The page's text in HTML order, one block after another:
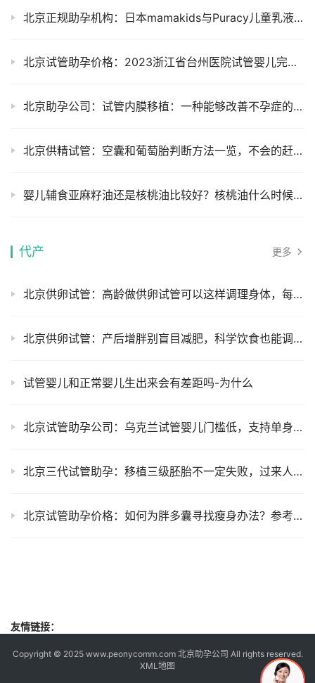
北京正规助孕机构：日本mamakids与Puracy儿童乳液测评：附价格功效成分对比！
北京试管助孕价格：2023浙江省台州医院试管婴儿完整攻略手册，附助孕成功率预估
北京助孕公司：试管内膜移植：一种能够改善不孕症的治疗方法
北京供精试管：空囊和葡萄胎判断方法一览，不会的赶紧学起来
婴儿辅食亚麻籽油还是核桃油比较好？核桃油什么时候开始吃比较好
代产 更多
北京供卵试管：高龄做供卵试管可以这样调理身体，每一项都很重要
北京供卵试管：产后增胖别盲目减肥，科学饮食也能调节体重
试管婴儿和正常婴儿生出来会有差距吗-为什么
北京试管助孕公司：乌克兰试管婴儿门槛低，支持单身男性、同性试管助孕
北京三代试管助孕：移植三级胚胎不一定失败，过来人告诉你
北京试管助孕价格：如何为胖多囊寻找瘦身办法？参考这3种减肥方法告别烦恼
友情链接：
Copyright © 2025 www.peonycomm.com 北京助孕公司 All rights reserved.
XML地图